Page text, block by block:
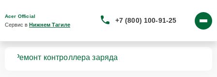
Acer Official
Сервис в Нижнем Тагиле
+7 (800) 100-91-25
Ремонт контроллера заряда